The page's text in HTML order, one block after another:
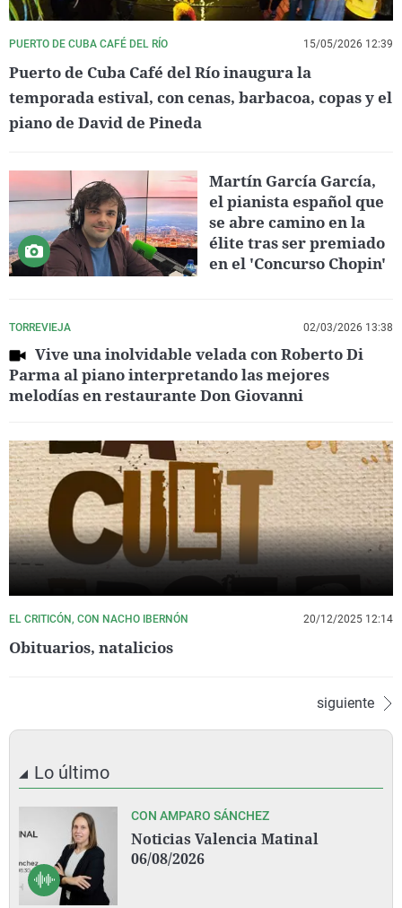
PUERTO DE CUBA CAFÉ DEL RÍO 15/05/2026 12:39
Puerto de Cuba Café del Río inaugura la
temporada estival, con cenas, barbacoa, copas y el
piano de David de Pineda
Martín García García,
el pianista español que
se abre camino en la
élite tras ser premiado
en el 'Concurso Chopin'
TORREVIEJA 02/03/2026 13:38
Vive una inolvidable velada con Roberto Di
Parma al piano interpretando las mejores
melodías en restaurante Don Giovanni
EL CRITICÓN, CON NACHO IBERNÓN 20/12/2025 12:14
Obituarios, natalicios
siguiente
Lo último
CON AMPARO SÁNCHEZ
Noticias Valencia Matinal
06/08/2026